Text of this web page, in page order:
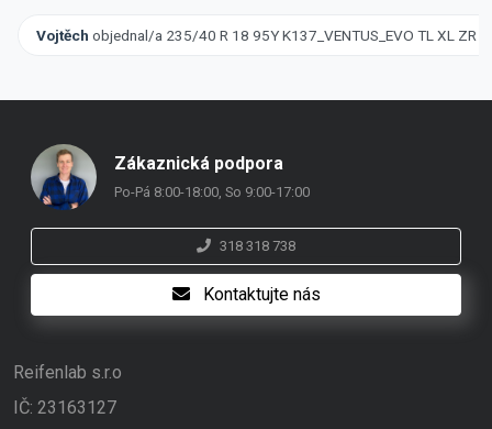
Vojtěch objednal/a 235/40 R 18 95Y K137_VENTUS_EVO TL XL ZR
Zákaznická podpora
Po-Pá 8:00-18:00, So 9:00-17:00
318 318 738
Kontaktujte nás
Reifenlab s.r.o
IČ: 23163127